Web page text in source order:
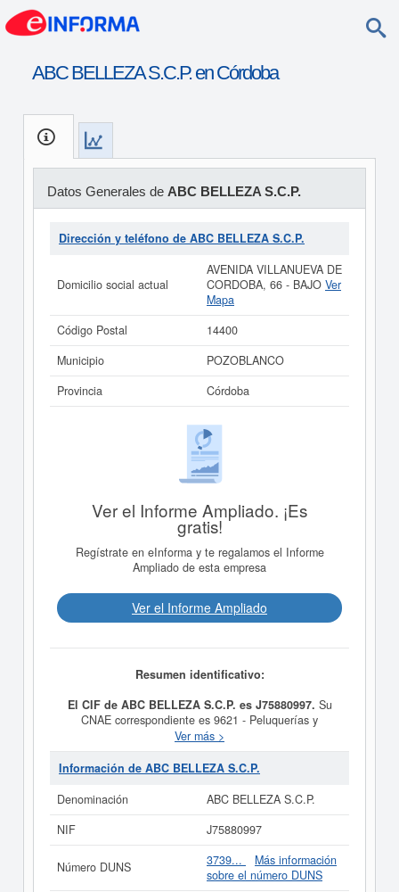
ABC BELLEZA S.C.P. en Córdoba
Datos Generales de ABC BELLEZA S.C.P.
Dirección y teléfono de ABC BELLEZA S.C.P.
Domicilio social actual
AVENIDA VILLANUEVA DE
CORDOBA, 66 - BAJO Ver
Mapa
Código Postal
14400
Municipio
POZOBLANCO
Provincia
Córdoba
Ver el Informe Ampliado. ¡Es
gratis!
Regístrate en eInforma y te regalamos el Informe
Ampliado de esta empresa
Ver el Informe Ampliado
Resumen identificativo:
El CIF de ABC BELLEZA S.C.P. es J75880997. Su
CNAE correspondiente es 9621 - Peluquerías y
barberías. Los digitos correspondientes al número SIC
deABC BELLEZA S.C.P.son 72319901. Esta empresa
y las similares de su sector pueden pedir algunas
consulta en esta página.
Si está interesado en conocer más datos de la empresa
ABC BELLEZA S.C.P. puede acceder inmediatamente a
de ABC BELLEZA S.C.P. y
consultar los resultados de sus años de actividad, así
como los balances y cuentas de resultados disponibles.
Ver más >
Información de ABC BELLEZA S.C.P.
Denominación
ABC BELLEZA S.C.P.
NIF
J75880997
Número DUNS 3739...
Más información
sobre el número DUNS